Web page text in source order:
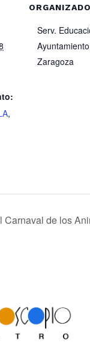
,
Serv.
Zaragoza
Carnaval de los